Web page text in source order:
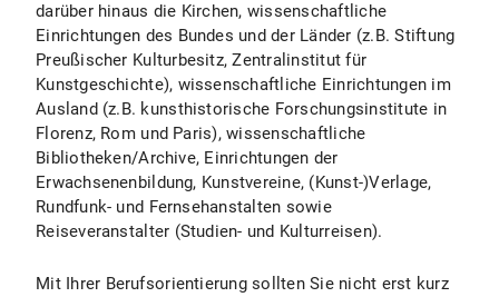
darüber hinaus die Kirchen, wissenschaftliche
Einrichtungen des Bundes und der Länder (z.B. Stiftung
Preußischer Kulturbesitz, Zentralinstitut für
Kunstgeschichte), wissenschaftliche Einrichtungen im
Ausland (z.B. kunsthistorische Forschungsinstitute in
Florenz, Rom und Paris), wissenschaftliche
Bibliotheken/Archive, Einrichtungen der
Erwachsenenbildung, Kunstvereine, (Kunst-)Verlage,
Rundfunk- und Fernsehanstalten sowie
Reiseveranstalter (Studien- und Kulturreisen).
Mit Ihrer Berufsorientierung sollten Sie nicht erst kurz